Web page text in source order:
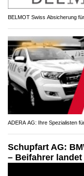
BELMOT Swiss Absicherung
ADERA AG: Ihre Spezialisten
Schupfart AG:
– Beifahrer landet